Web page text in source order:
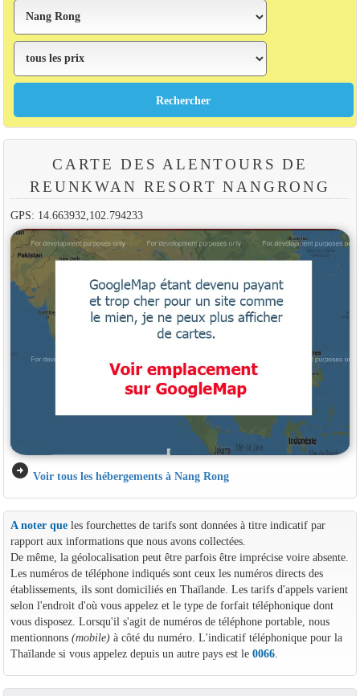
CARTE DES ALENTOURS DE
REUNKWAN RESORT NANGRONG
GPS: 14.663932,102.794233
arrow_circle_right Voir tous les hébergements à Nang Rong
A noter queles fourchettes de tarifs sont données à titre indicatif par
rapport aux informations que nous avons collectées.
De même, la géolocalisation peut être parfois être imprécise voire absente.
Les numéros de téléphone indiqués sont ceux les numéros directs des
établissements, ils sont domiciliés en Thaïlande. Les tarifs d'appels varient
selon l'endroit d'où vous appelez et le type de forfait téléphonique dont
vous disposez. Lorsqu'il s'agit de numéros de téléphone portable, nous
mentionnons (mobile)à côté du numéro. L'indicatif téléphonique pour la
Thaïlande si vous appelez depuis un autre pays est le 0066.